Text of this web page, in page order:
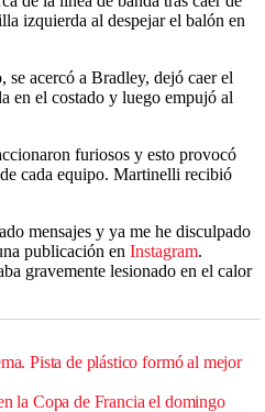
izquierda al despejar el balón en
acercó a Bradley, dejó caer el
en el costado y luego empujó al
furiosos y esto provocó
cada equipo. Martinelli recibió
mensajes y ya me he disculpado
publicación en Instagram.
gravemente lesionado en el calor
Pista de plástico formó al mejor
la Copa de Francia el domingo